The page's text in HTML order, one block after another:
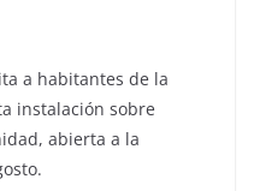
a habitantes de la
instalación sobre
abierta a la